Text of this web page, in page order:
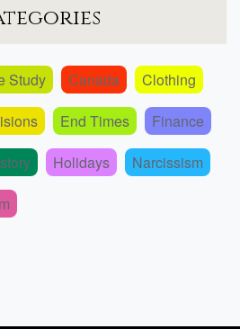
Study Canada
Clothing
End Times
Finance
Holidays
Narcissism